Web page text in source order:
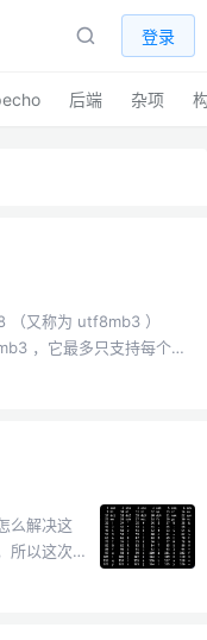
登录
后端 杂项
（又称为 utf8mb3 ）
，它最多只支持每个字
表情等需要 4 字节的字
则（Collation）如果使用
：基于 Unicode...
么解决这
所以这次
不准的